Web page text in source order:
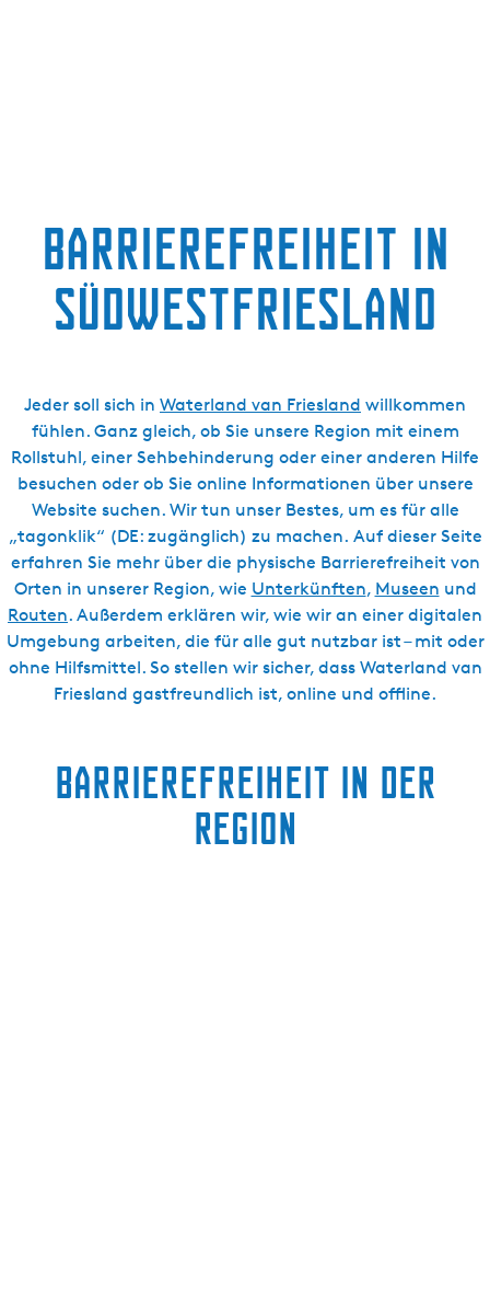
Barrierefreiheit in
Südwestfriesland
Jeder soll sich in Waterland van Friesland willkommen
fühlen. Ganz gleich, ob Sie unsere Region mit einem
Rollstuhl, einer Sehbehinderung oder einer anderen Hilfe
besuchen oder ob Sie online Informationen über unsere
Website suchen. Wir tun unser Bestes, um es für alle
„tagonklik“ (DE: zugänglich) zu machen. Auf dieser Seite
erfahren Sie mehr über die physische Barrierefreiheit von
Orten in unserer Region, wie Unterkünften, Museen und
Routen. Außerdem erklären wir, wie wir an einer digitalen
Umgebung arbeiten, die für alle gut nutzbar ist – mit oder
ohne Hilfsmittel. So stellen wir sicher, dass Waterland van
Friesland gastfreundlich ist, online und offline.
Barrierefreiheit in der
Region